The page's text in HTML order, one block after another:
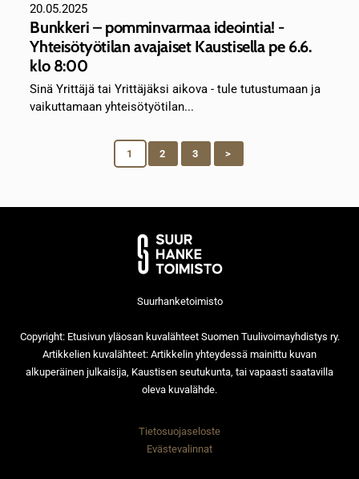
20.05.2025
Bunkkeri – pomminvarmaa ideointia! -
Yhteisötyötilan avajaiset Kaustisella pe 6.6.
klo 8:00
Sinä Yrittäjä tai Yrittäjäksi aikova - tule tutustumaan ja
vaikuttamaan yhteisötyötilan...
1 2 3 >
Suurhanketoimisto
Copyright: Etusivun yläosan kuvalähteet Suomen Tuulivoimayhdistys ry.
Artikkelien kuvalähteet: Artikkelin yhteydessä mainittu kuvan
alkuperäinen julkaisija, Kaustisen seutukunta, tai vapaasti saatavilla
oleva kuvalähde.
Tietosuojaseloste
Evästevalinnat